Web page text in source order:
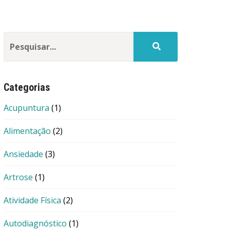
Categorias
Acupuntura (1)
Alimentação (2)
Ansiedade (3)
Artrose (1)
Atividade Física (2)
Autodiagnóstico (1)